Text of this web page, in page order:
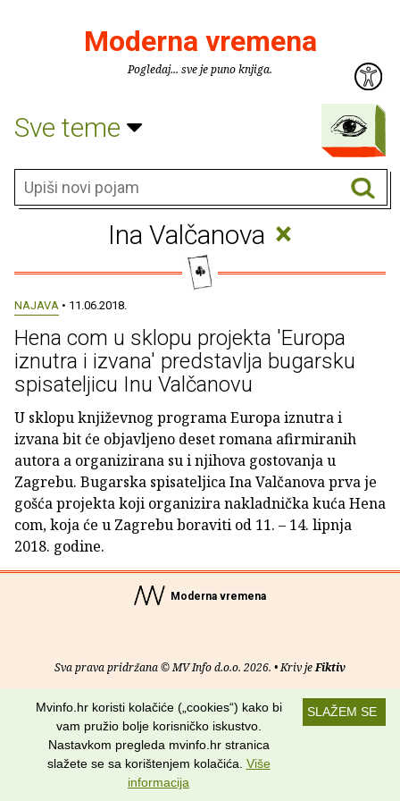
Moderna vremena
Pogledaj... sve je puno knjiga.
Sve teme
Ina Valčanova ×
NAJAVA • 11.06.2018.
Hena com u sklopu projekta 'Europa
iznutra i izvana' predstavlja bugarsku
spisateljicu Inu Valčanovu
U sklopu književnog programa Europa iznutra i
izvana bit će objavljeno deset romana afirmiranih
autora a organizirana su i njihova gostovanja u
Zagrebu. Bugarska spisateljica Ina Valčanova prva je
gošća projekta koji organizira nakladnička kuća Hena
com, koja će u Zagrebu boraviti od 11. – 14. lipnja
2018. godine.
Moderna vremena
Sva prava pridržana © MV Info d.o.o. 2026. • Kriv jeFiktiv
O nama • Pomoć• Uvjeti korištenja• RSS kanali
SLAŽEM SE
Mvinfo.hr koristi kolačiće („cookies“) kako bi
vam pružio bolje korisničko iskustvo.
Nastavkom pregleda mvinfo.hr stranica
slažete se sa korištenjem kolačića. Više
informacija